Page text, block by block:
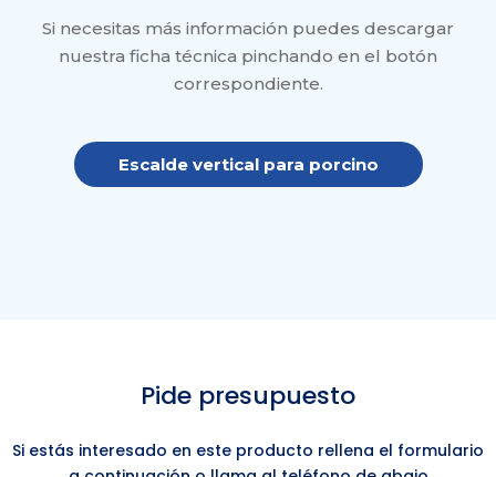
Si necesitas más información puedes descargar
nuestra ficha técnica pinchando en el botón
correspondiente.
Escalde vertical para porcino
Pide presupuesto
Si estás interesado en este producto rellena el formulario